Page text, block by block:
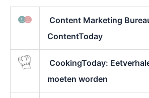
Content Marketing
ContentToday
CookingToday:
moeten worden